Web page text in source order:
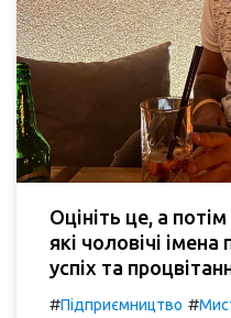
Оцініть це, а
які чоловічі
успіх та
#Підприємництво #